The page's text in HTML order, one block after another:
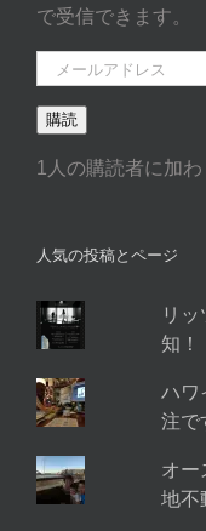
で受信できます。
ー
ル
ド
購読
1人の購読者に加わ
人気の投稿とページ
リ
知！
ハワ
注で
オー
地不